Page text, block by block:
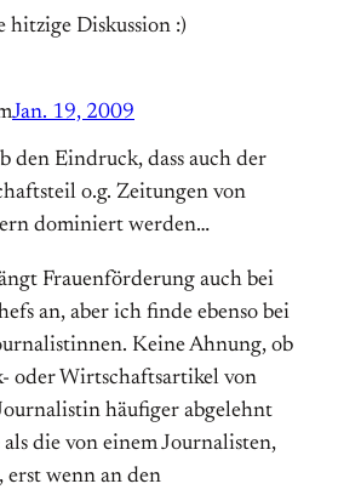
hitzige Diskussion :)
Jan. 19, 2009
den Eindruck, dass auch der
o.g. Zeitungen von
dominiert werden…
Frauenförderung auch bei
an, aber ich finde ebenso bei
Keine Ahnung, ob
oder Wirtschaftsartikel von
häufiger abgelehnt
die von einem Journalisten,
erst wenn an den